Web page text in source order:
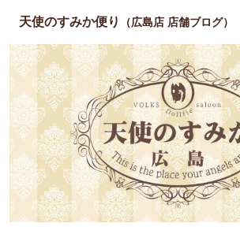
天使のすみか便り （広島店 店舗ブログ）